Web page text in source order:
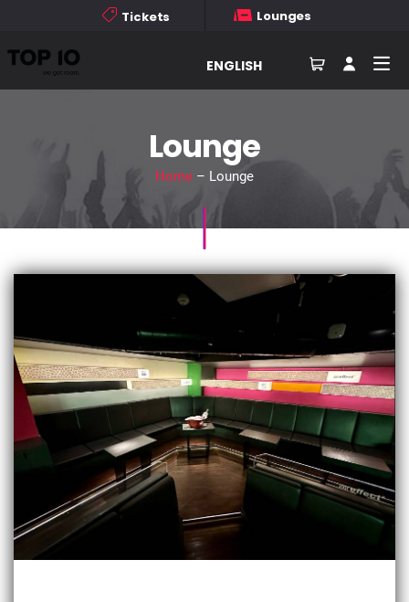
Tickets Lounges
ENGLISH
Lounge
Home– Lounge